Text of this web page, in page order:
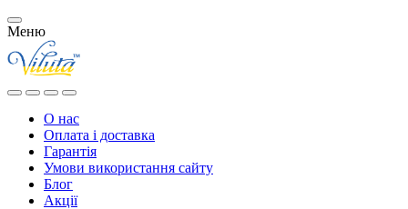
Меню
О нас
Оплата і доставка
Гарантія
Умови використання сайту
Блог
Акції